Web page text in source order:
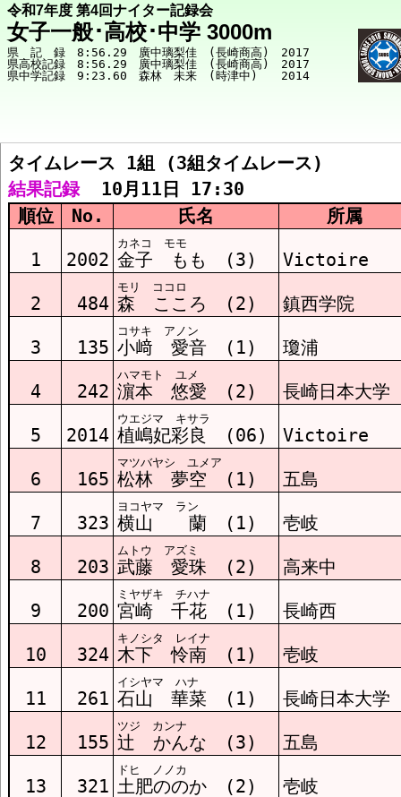
令和7年度 第4回ナイター記録会
女子一般･高校･中学 3000m
県　記　録　8:56.29　廣中璃梨佳　(長崎商高)　2017
県高校記録　8:56.29　廣中璃梨佳　(長崎商高)　2017
競技メニューへ
ﾀｲﾑﾚｰｽ1組 結果
ﾀｲﾑﾚｰｽ2組 結果
ﾀｲﾑﾚｰｽ3組 結果
タイムレース 1組 (3組タイムレース)
結果記録
  10月11日 17:30
順位
No. 氏名 所属
1 2002
カネコ モモ
金子 もも (3) Victoire
2 484
モリ ココロ
森 こころ (2) 鎮西学院
3 135
コサキ アノン
小﨑 愛音 (1) 瓊浦
4 242
ハマモト ユメ
濵本 悠愛 (2) 長崎日本大学
5 2014
ウエジマ キサラ
植嶋妃彩良 (06) Victoire
6 165
マツバヤシ ユメア
松林 夢空 (1) 五島
7 323
ヨコヤマ ラン
横山 蘭 (1) 壱岐
8 203
ムトウ アズミ
武藤 愛珠 (2) 高来中
9 200
ミヤザキ チハナ
宮崎 千花 (1) 長崎西
10 324
キノシタ レイナ
木下 怜南 (1) 壱岐
11 261
イシヤマ ハナ
石山 華菜 (1) 長崎日本大学
12 155
ツジ カンナ
辻󠄀 かんな (3) 五島
13 321
ドヒ ノノカ
土肥ののか (2) 壱岐